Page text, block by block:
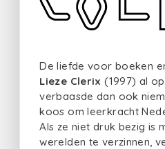
De liefde voor boeken
Lieze Clerix (1997) al
verbaasde dan ook
koos om leerkracht
Als ze niet druk bezig is
werelden te verzinnen,